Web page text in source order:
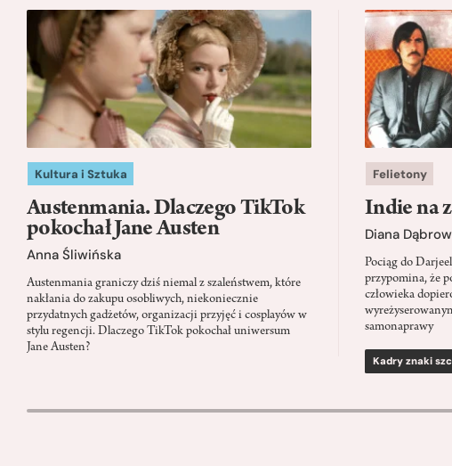
Kultura i Sztuka
Austenmania. Dlaczego TikTok
pokochał Jane Austen
Anna Śliwińska
Austenmania graniczy dziś niemal z szaleństwem, które
nakłania do zakupu osobliwych, niekoniecznie
przydatnych gadżetów, organizacji przyjęć i cosplayów w
stylu regencji. Dlaczego TikTok pokochał uniwersum
Jane Austen?
Felietony
Indie na
Diana
Pociąg do
przypomina, że
człowieka
samonaprawy
Kadry znaki